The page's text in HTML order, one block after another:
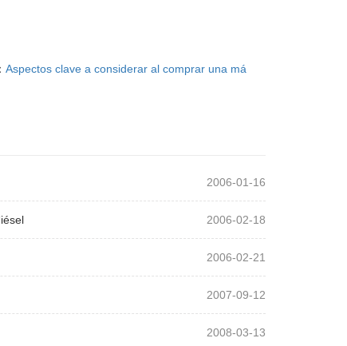
Aspectos clave a considerar al comprar una má
2006-01-16
2006-02-18
2006-02-21
2007-09-12
2008-03-13